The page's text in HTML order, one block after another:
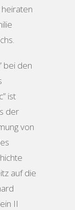
bei den
ist
der
von
auf die
II